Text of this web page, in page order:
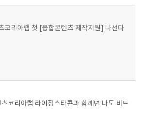
코리아랩 첫 [융합콘텐츠 제작지원] 나선다
코리아랩 라이징스타콘과 함께면 나도 비트